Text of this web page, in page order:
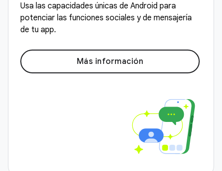
Usa las capacidades únicas de Android para
potenciar las funciones sociales y de mensajería
de tu app.
Más información